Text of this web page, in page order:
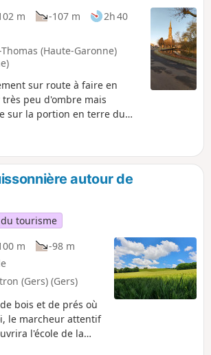
m -107 m
2h 40
(Haute-Garonne)
sur route à faire en
peu d'ombre mais
sur la portion en terre du
autour de
tourisme
m
-98 m
(Gers) (Gers)
bois et de prés où
le marcheur attentif
l'école de la